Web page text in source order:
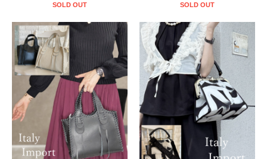
SOLD OUT SOLD OUT